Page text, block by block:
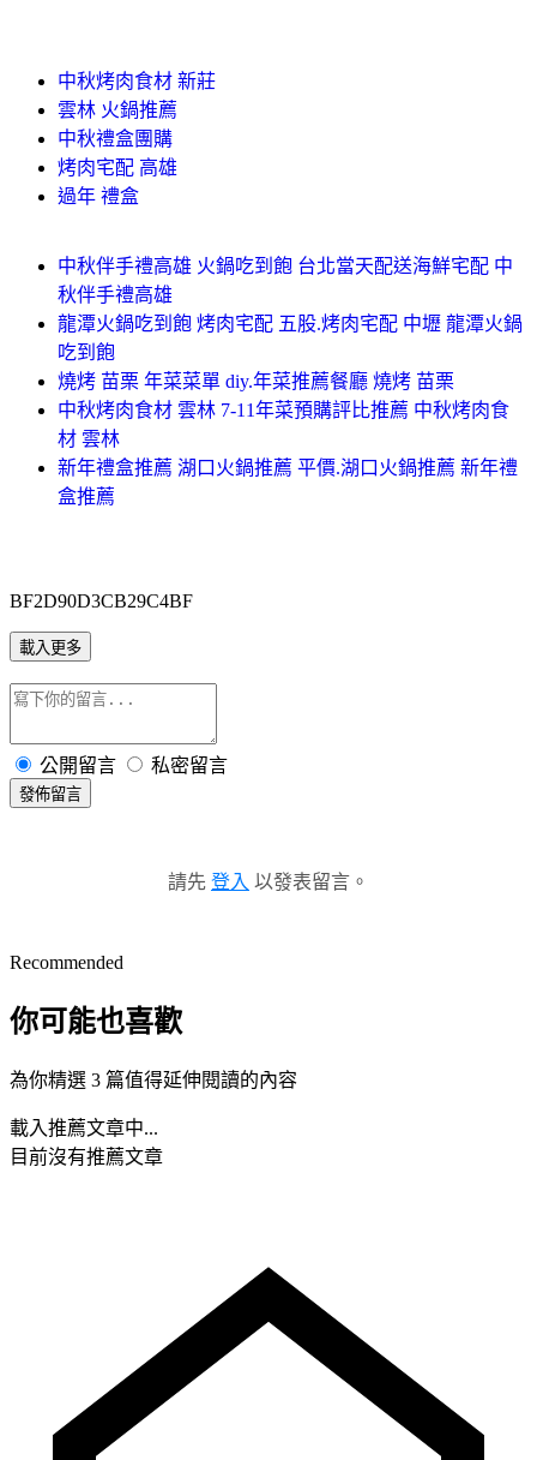
中秋烤肉食材 新莊
雲林 火鍋推薦
中秋禮盒團購
烤肉宅配 高雄
過年 禮盒
中秋伴手禮高雄 火鍋吃到飽 台北當天配送海鮮宅配 中
秋伴手禮高雄
龍潭火鍋吃到飽 烤肉宅配 五股.烤肉宅配 中壢 龍潭火鍋
吃到飽
燒烤 苗栗 年菜菜單 diy.年菜推薦餐廳 燒烤 苗栗
中秋烤肉食材 雲林 7-11年菜預購評比推薦 中秋烤肉食
材 雲林
新年禮盒推薦 湖口火鍋推薦 平價.湖口火鍋推薦 新年禮
盒推薦
BF2D90D3CB29C4BF
載入更多
公開留言 私密留言
發佈留言
請先 登入 以發表留言。
Recommended
你可能也喜歡
為你精選 3 篇值得延伸閱讀的內容
載入推薦文章中...
目前沒有推薦文章